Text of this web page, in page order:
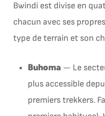
Bwindi est divise en
chacun avec ses
type de terrain et son
Buhoma — Le
plus accessible
premiers trekkers.